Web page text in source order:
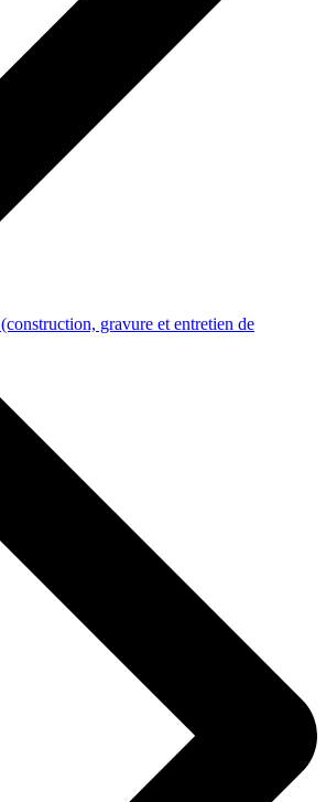
(construction, gravure et entretien de